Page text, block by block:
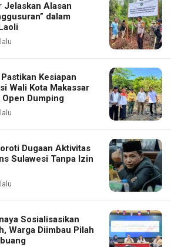
Jelaskan Alasan
dalam
Kesiapan
Wali Kota Makassar
Dumping
Dugaan Aktivitas
Sulawesi Tanpa Izin
Sosialisasikan
Warga Diimbau Pilah